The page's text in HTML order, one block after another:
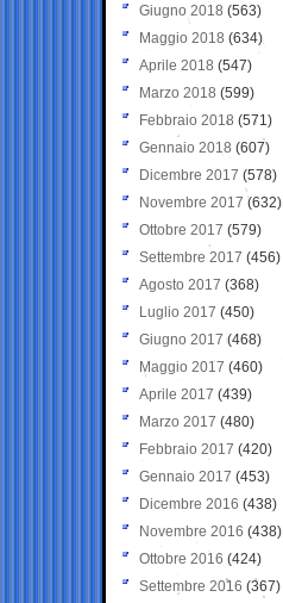
Giugno 2018 (563)
Maggio 2018 (634)
Aprile 2018 (547)
Marzo 2018 (599)
Febbraio 2018 (571)
Gennaio 2018 (607)
Dicembre 2017 (578)
Novembre 2017 (632)
Ottobre 2017 (579)
Settembre 2017 (456)
Agosto 2017 (368)
Luglio 2017 (450)
Giugno 2017 (468)
Maggio 2017 (460)
Aprile 2017 (439)
Marzo 2017 (480)
Febbraio 2017 (420)
Gennaio 2017 (453)
Dicembre 2016 (438)
Novembre 2016 (438)
Ottobre 2016 (424)
Settembre 2016 (367)